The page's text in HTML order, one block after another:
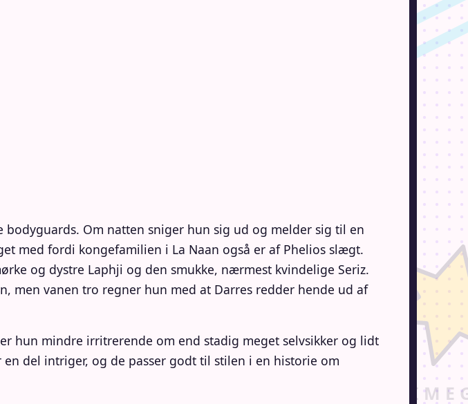
bodyguards. Om natten sniger hun sig ud og melder sig til en
med fordi kongefamilien i La Naan også er af Phelios slægt.
og dystre Laphji og den smukke, nærmest kvindelige Seriz.
vanen tro regner hun med at Darres redder hende ud af
hun mindre irritrerende om end stadig meget selvsikker og lidt
del intriger, og de passer godt til stilen i en historie om